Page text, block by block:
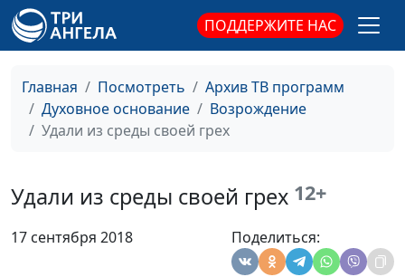
ПОДДЕРЖИТЕ НАС
Главная Посмотреть
Архив ТВ программ
Духовное основание
Возрождение
Удали из среды своей грех
Удали из среды своей грех 12+
17 сентября 2018 Поделиться:
Уважение к
родителям
Игорь Кириченко,
священнослужитель
пить?
священнослужитель
Трудолюбие
Игорь Кириченко,
Стоит ли говорить
правду?
Игорь Кириченко,
священнослужитель
Во что я верю?
Игорь Кириченко,
священнослужитель
#226